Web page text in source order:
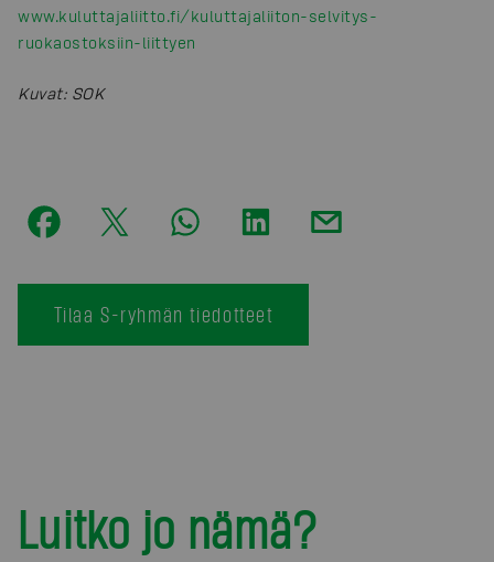
www.kuluttajaliitto.fi/kuluttajaliiton-selvitys-
ruokaostoksiin-liittyen
Kuvat: SOK
Tilaa S-ryhmän tiedotteet
Luitko jo nämä?